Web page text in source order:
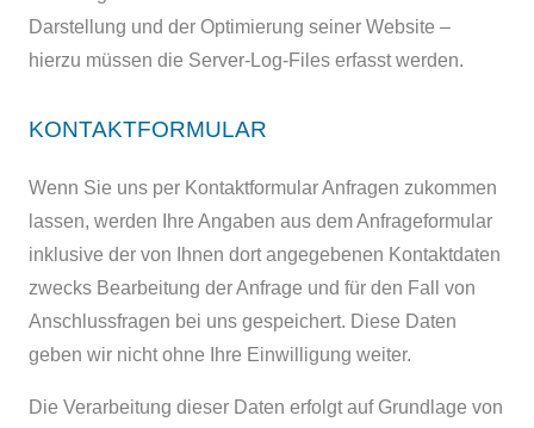
Darstellung und der Optimierung seiner Website –
hierzu müssen die Server-Log-Files erfasst werden.
KONTAKTFORMULAR
Wenn Sie uns per Kontaktformular Anfragen zukommen
lassen, werden Ihre Angaben aus dem Anfrageformular
inklusive der von Ihnen dort angegebenen Kontaktdaten
zwecks Bearbeitung der Anfrage und für den Fall von
Anschlussfragen bei uns gespeichert. Diese Daten
geben wir nicht ohne Ihre Einwilligung weiter.
Die Verarbeitung dieser Daten erfolgt auf Grundlage von